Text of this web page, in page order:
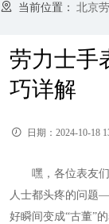
当前位置： 北京
劳力士手
巧详解
日期：2024-10-18
嘿，各位表友们
人士都头疼的问题
好瞬间变成“古董”